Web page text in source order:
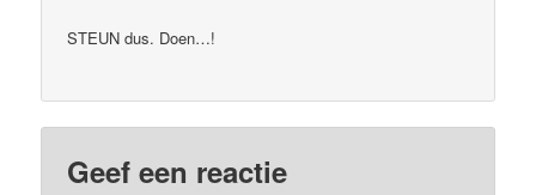
STEUN dus. Doen…!
Geef een reactie